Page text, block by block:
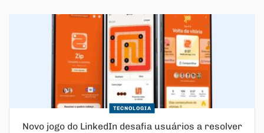
TECNOLOGIA
Novo jogo do LinkedIn desafia usuários a resolver